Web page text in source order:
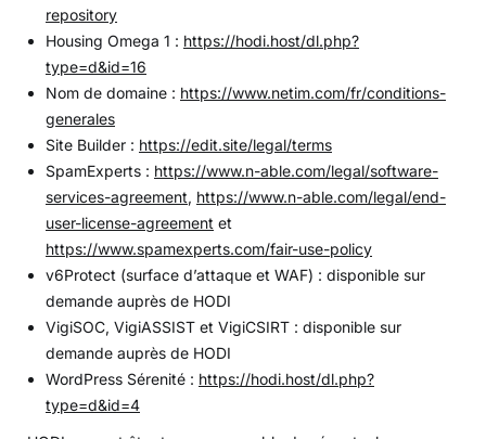
repository
Housing Omega 1 : https://hodi.host/dl.php?
type=d&id=16
Nom de domaine : https://www.netim.com/fr/conditions-
generales
Site Builder : https://edit.site/legal/terms
SpamExperts : https://www.n-able.com/legal/software-
services-agreement, https://www.n-able.com/legal/end-
user-license-agreement et
https://www.spamexperts.com/fair-use-policy
v6Protect (surface d’attaque et WAF) : disponible sur
demande auprès de HODI
VigiSOC, VigiASSIST et VigiCSIRT : disponible sur
demande auprès de HODI
WordPress Sérenité : https://hodi.host/dl.php?
type=d&id=4